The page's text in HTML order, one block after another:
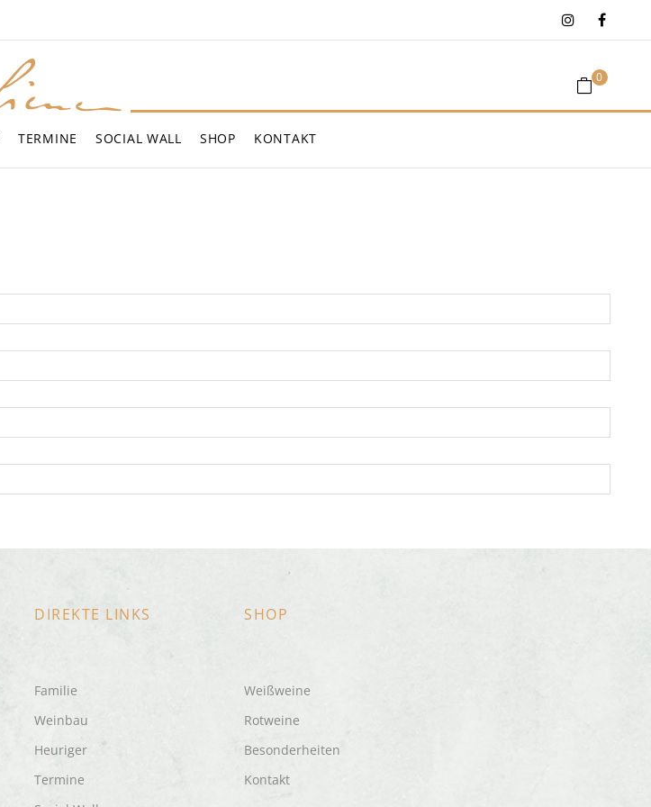
0
TERMINE SOCIAL WALL SHOP KONTAKT
DIREKTE LINKS
Familie
Weinbau
Heuriger
Termine
SHOP
Weißweine
Rotweine
Besonderheiten
Kontakt